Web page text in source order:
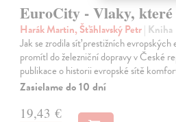
EuroCity - Vlaky,
Harák Martin, Šťáhlavský Petr| Kniha
Jak se zrodila síť prestižních evropských
promítl do železniční dopravy v České
publikace o historii evropské sítě
Zasielame do 10 dní
19,43 €